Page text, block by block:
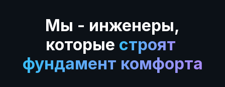
Мы - инженеры,
которые строят
фундамент комфорта